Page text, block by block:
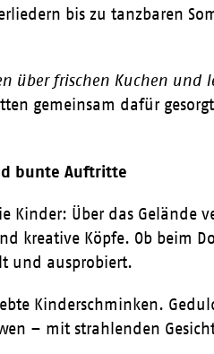
bis zu tanzbaren
über frischen Kuchen und
gemeinsam dafür
bunte Auftritte
Über das Gelände
kreative Köpfe. Ob beim
und ausprobiert.
Kinderschminken.
– mit strahlenden